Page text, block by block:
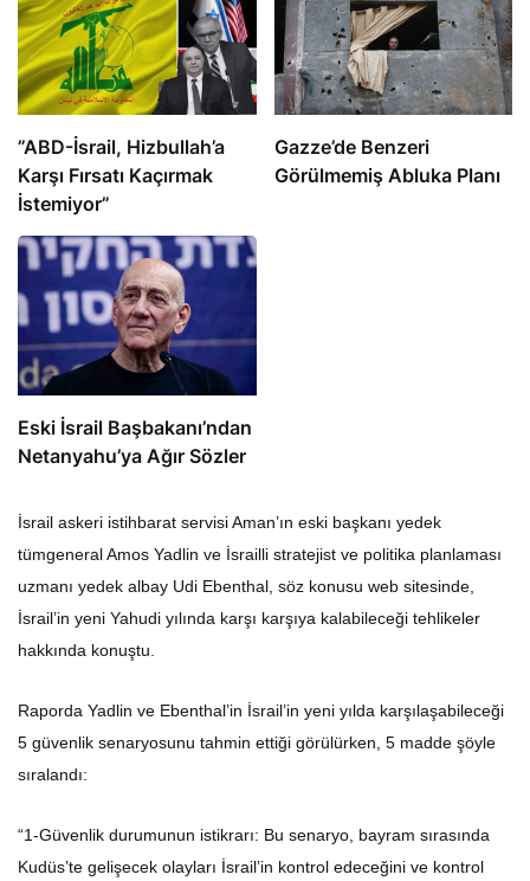
​​​​​​​”ABD-İsrail, Hizbullah’a
Karşı Fırsatı Kaçırmak
İstemiyor”
​​​​​​​Gazze’de Benzeri
Görülmemiş Abluka Planı
Eski İsrail Başbakanı’ndan
Netanyahu’ya Ağır Sözler
İsrail askeri istihbarat servisi Aman’ın eski başkanı yedek
tümgeneral Amos Yadlin ve İsrailli stratejist ve politika planlaması
uzmanı yedek albay Udi Ebenthal, söz konusu web sitesinde,
İsrail’in yeni Yahudi yılında karşı karşıya kalabileceği tehlikeler
hakkında konuştu.
Raporda Yadlin ve Ebenthal’in İsrail’in yeni yılda karşılaşabileceği
5 güvenlik senaryosunu tahmin ettiği görülürken, 5 madde şöyle
sıralandı:
“1-Güvenlik durumunun istikrarı: Bu senaryo, bayram sırasında
Kudüs’te gelişecek olayları İsrail’in kontrol edeceğini ve kontrol